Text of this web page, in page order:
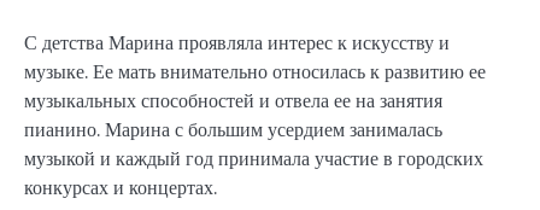
С детства Марина проявляла интерес к искусству и
музыке. Ее мать внимательно относилась к развитию ее
музыкальных способностей и отвела ее на занятия
пианино. Марина с большим усердием занималась
музыкой и каждый год принимала участие в городских
конкурсах и концертах.